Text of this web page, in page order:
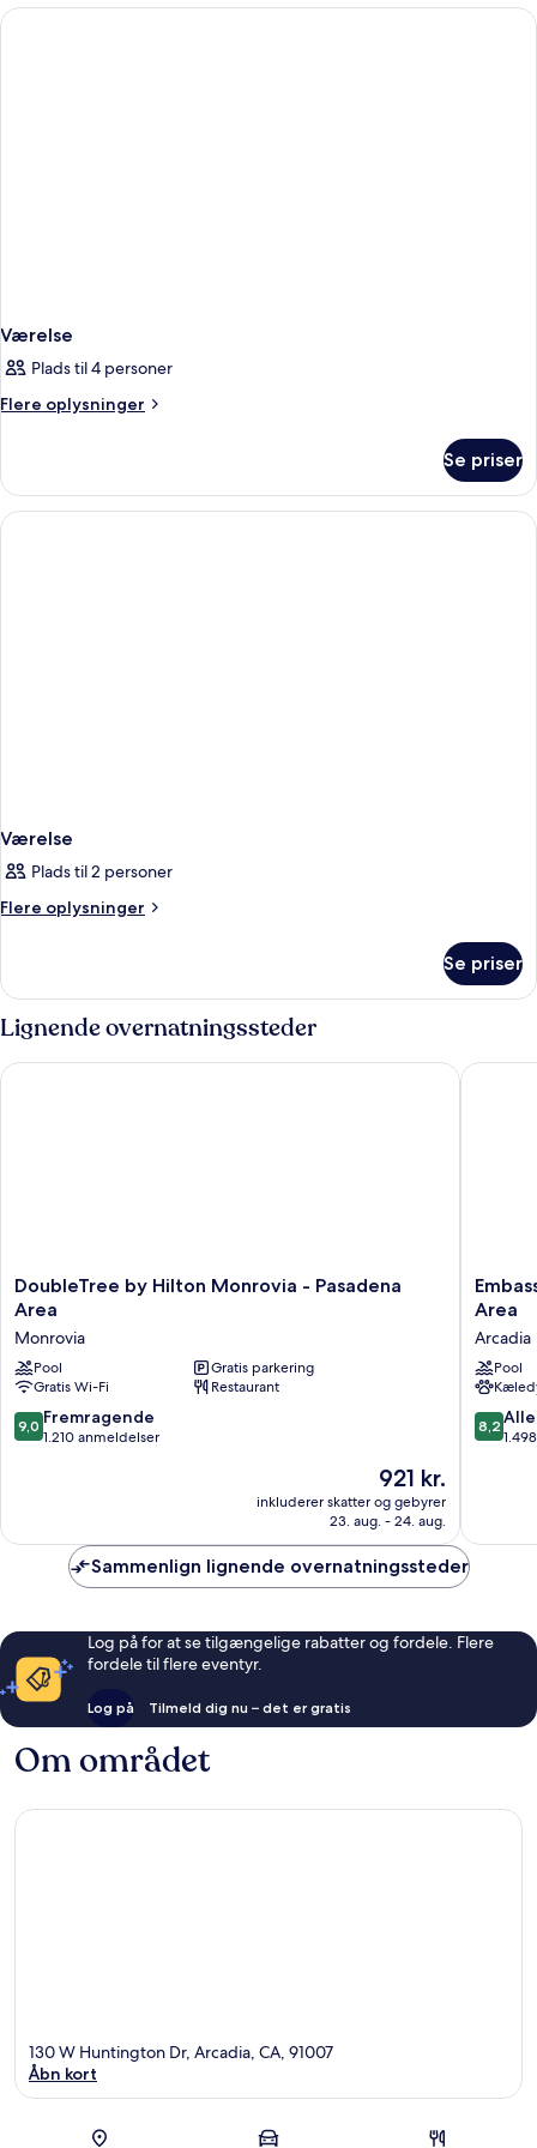
Værelse
Plads til 4 personer
Flere oplysninger
Flere
Se priser
Værelse
Plads til 2 personer
Flere oplysninger
Flere
Se priser
Lignende overnatningssteder
DoubleTree
by
Monrovia
-
Pasadena
Area
Monrovia
DoubleTree by Hilton Monrovia - Pasadena
Area
Monrovia
Pool
Gratis parkering
Gratis Wi-Fi
Restaurant
9.0
ud
anmeldelser
9,0 Fremragende
1.210 anmeldelser
Prisen
er
921 kr.
921 kr.
inkluderer skatter og gebyrer
23. aug. - 24. aug.
DoubleTree by Hilton Monrovia - Pasadena Area
Suites
Hilton
Arcadia
Area
Arcadia
Area
Arcadia
Pool
8.2
ud
8,2
Sammenlign lignende overnatningssteder
Log på for at se tilgængelige rabatter og fordele. Flere
fordele til flere eventyr.
Log på Tilmeld dig nu – det er gratis
Om området
130 W Huntington Dr, Arcadia, CA, 91007
Åbn kort